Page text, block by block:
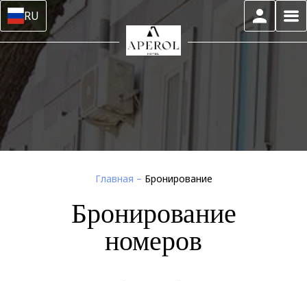
RU
Главная – Бронирование
Бронирование
номеров